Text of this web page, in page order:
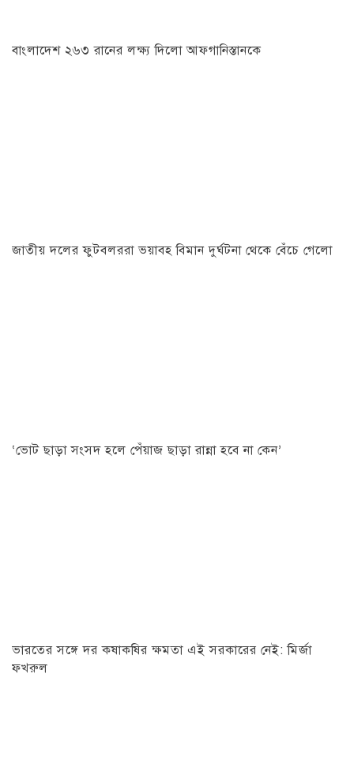
বাংলাদেশ ২৬৩ রানের লক্ষ্য দিলো আফগানিস্তানকে
জাতীয় দলের ফুটবলররা ভয়াবহ বিমান দুর্ঘটনা থেকে বেঁচে গেলো
‘ভোট ছাড়া সংসদ হলে পেঁয়াজ ছাড়া রান্না হবে না কেন’
ভারতের সঙ্গে দর কষাকষির ক্ষমতা এই সরকারের নেই: মির্জা
ফখরুল